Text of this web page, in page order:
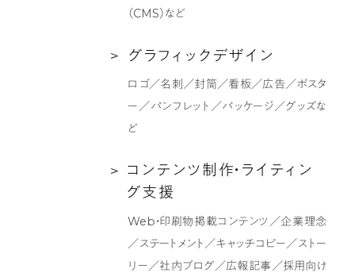
支
作
（CMS）など
グ
ク
グラフ ィ ッ ク デザイ ン
ロゴ／名刺／封筒／看板／広告／ポスタ
ー／パンフレット／パッケージ／グッズな
ど
コ コ ン テ ン ツ制 作・ ラ イ ティ ン
グ支援
Web・印刷物掲載コンテンツ／企業理念
／ステートメント／キャッチコピー／ストー
リー／社内ブログ／広報記事／採用向け